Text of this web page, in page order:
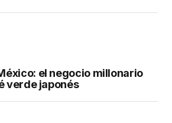
el negocio millonario
verde japonés